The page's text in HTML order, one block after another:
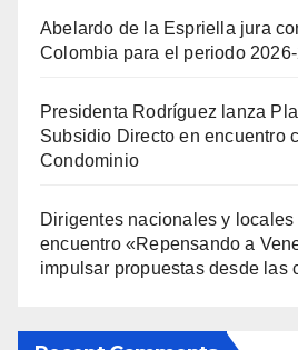
Abelardo de la Espriella jura
Colombia para el periodo
Presidenta Rodríguez lanza
Subsidio Directo en encuentro
Condominio
Dirigentes nacionales y locales
encuentro «Repensando a
impulsar propuestas desde las